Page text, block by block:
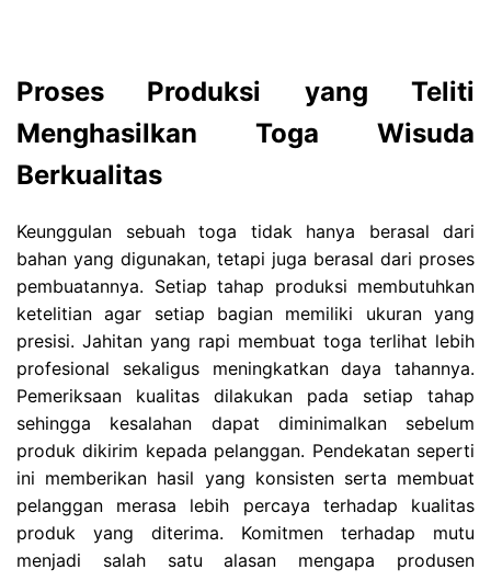
Proses Produksi yang Teliti
Menghasilkan Toga Wisuda
Berkualitas
Keunggulan sebuah toga tidak hanya berasal dari
bahan yang digunakan, tetapi juga berasal dari proses
pembuatannya. Setiap tahap produksi membutuhkan
ketelitian agar setiap bagian memiliki ukuran yang
presisi. Jahitan yang rapi membuat toga terlihat lebih
profesional sekaligus meningkatkan daya tahannya.
Pemeriksaan kualitas dilakukan pada setiap tahap
sehingga kesalahan dapat diminimalkan sebelum
produk dikirim kepada pelanggan. Pendekatan seperti
ini memberikan hasil yang konsisten serta membuat
pelanggan merasa lebih percaya terhadap kualitas
produk yang diterima. Komitmen terhadap mutu
menjadi salah satu alasan mengapa produsen